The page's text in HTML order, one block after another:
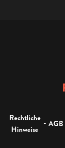
Rechtliche
Hinweise
- AGB